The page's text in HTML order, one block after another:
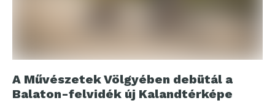
A Művészetek Völgyében debütál a
Balaton-felvidék új Kalandtérképe